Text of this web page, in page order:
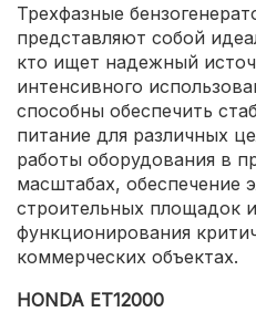
Трехфазные
представляют собой
кто ищет надежный
интенсивного
способны обеспечить
питание для различных
работы оборудования в
масштабах, обеспечение
строительных площадок
функционирования
коммерческих объектах.
HONDA ET12000